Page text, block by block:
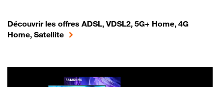
Découvrir les offres ADSL, VDSL2, 5G+ Home, 4G
Home, Satellite